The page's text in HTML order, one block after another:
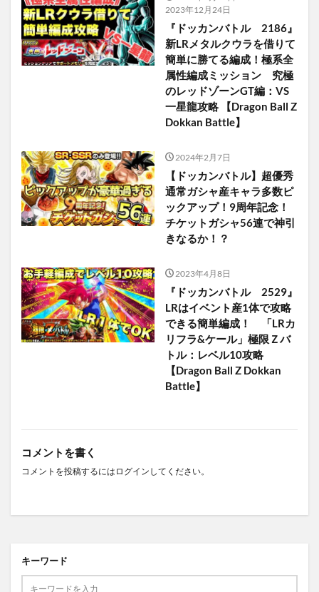
2023年12月24日
『ドッカンバトル 2186』
新LRメタルクウラを借りて
簡単に勝てる編成！極系全
属性編成ミッション 究極
のレッドゾーンGT編：VS
一星龍攻略 【Dragon Ball Z
Dokkan Battle】
2024年2月7日
【ドッカンバトル】超優秀
通常ガシャ産キャラ多数ピ
ックアップ！9周年記念！
チケットガシャ56連で神引
きなるか！？
2023年4月8日
『ドッカンバトル 2529』
LRはイベント産1体で攻略
できる簡単編成！ 「LRカ
リフラ&ケール」極限Ｚバ
トル：レベル10攻略
【Dragon Ball Z Dokkan
Battle】
コメントを書く
コメントを投稿するには ログイン してください。
キーワード